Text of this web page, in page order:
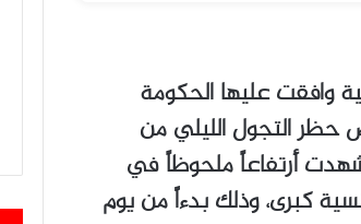
وافقت عليها الحكومة
حظر التجول الليلي من
أرتفاعاً ملحوظاً في
كبرى، وذلك بدءاً من يوم